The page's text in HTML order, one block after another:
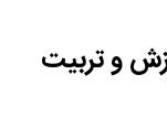
و تربیت